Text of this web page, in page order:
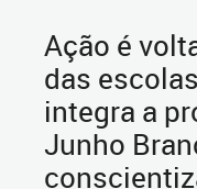
Ação é
das
integra a
Junho